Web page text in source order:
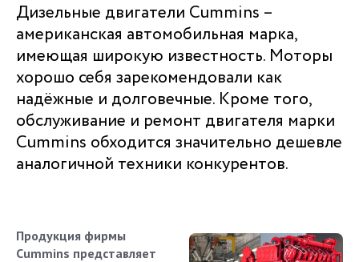
Дизельные двигатели Cummins –
американская автомобильная марка,
имеющая широкую известность. Моторы
хорошо себя зарекомендовали как
надёжные и долговечные. Кроме того,
обслуживание и ремонт двигателя марки
Cummins обходится значительно дешевле
аналогичной техники конкурентов.
Продукция фирмы
Cummins представляет